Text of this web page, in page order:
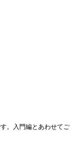
。入門編とあわせてご